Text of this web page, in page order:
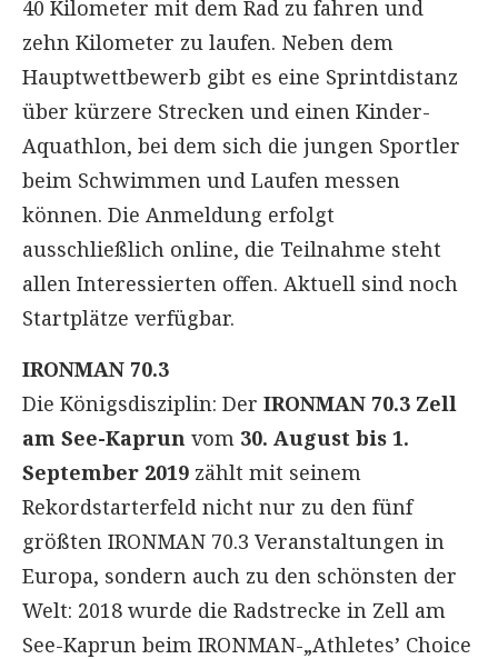
40 Kilometer mit dem Rad zu fahren und
zehn Kilometer zu laufen. Neben dem
Hauptwettbewerb gibt es eine Sprintdistanz
über kürzere Strecken und einen Kinder-
Aquathlon, bei dem sich die jungen Sportler
beim Schwimmen und Laufen messen
können. Die Anmeldung erfolgt
ausschließlich online, die Teilnahme steht
allen Interessierten offen. Aktuell sind noch
Startplätze verfügbar.
IRONMAN 70.3
Die Königsdisziplin: Der IRONMAN 70.3 Zell
am See-Kaprun vom 30. August bis 1.
September 2019 zählt mit seinem
Rekordstarterfeld nicht nur zu den fünf
größten IRONMAN 70.3 Veranstaltungen in
Europa, sondern auch zu den schönsten der
Welt: 2018 wurde die Radstrecke in Zell am
See-Kaprun beim IRONMAN-„Athletes’ Choice